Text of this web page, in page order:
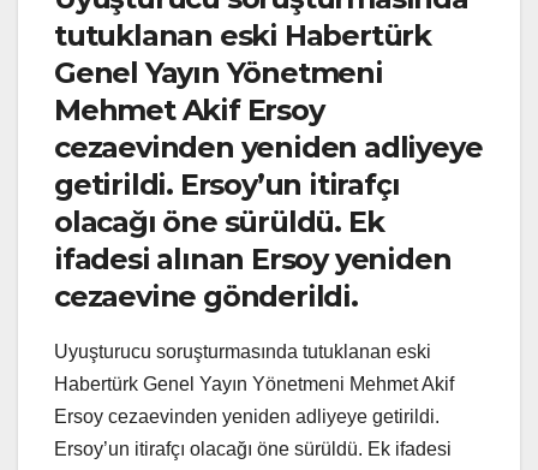
tutuklanan eski Habertürk
Genel Yayın Yönetmeni
Mehmet Akif Ersoy
cezaevinden yeniden adliyeye
getirildi. Ersoy’un itirafçı
olacağı öne sürüldü. Ek
ifadesi alınan Ersoy yeniden
cezaevine gönderildi.
Uyuşturucu soruşturmasında tutuklanan eski
Habertürk Genel Yayın Yönetmeni Mehmet Akif
Ersoy cezaevinden yeniden adliyeye getirildi.
Ersoy’un itirafçı olacağı öne sürüldü. Ek ifadesi